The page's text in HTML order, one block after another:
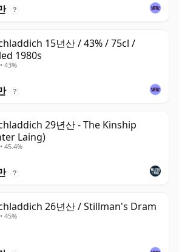
?
15년산 / 43% / 75cl /
1980s
43%
?
29년산 - The Kinship
Laing)
45.4%
?
26년산 / Stillman's Dram
45%